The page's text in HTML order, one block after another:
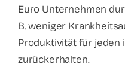
Euro Unternehmen
B. weniger
Produktivität für jeden
zurückerhalten.